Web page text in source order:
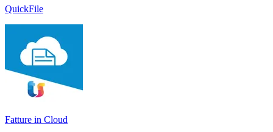
QuickFile
Fatture in Cloud